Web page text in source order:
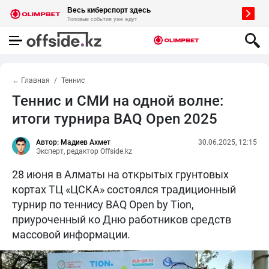
← Главная Теннис
Теннис и СМИ на одной волне:
итоги турнира BAQ Open 2025
Автор: Мадиев Ахмет
Эксперт, редактор Offside.kz
30.06.2025, 12:15
28 июня в Алматы на открытых грунтовых
кортах ТЦ «ЦСКА» состоялся традиционный
турнир по теннису BAQ Open by Tion,
приуроченный ко Дню работников средств
массовой информации.